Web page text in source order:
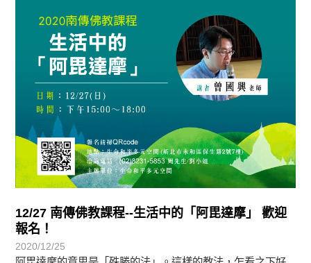
12/27 南傳佛教課程--生活中的「阿毘達摩」 歡迎
報名！
2020/12/25